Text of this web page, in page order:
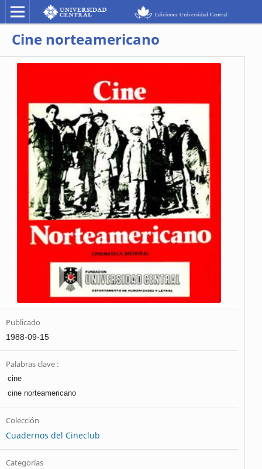
Cine norteamericano
Publicado
1988-09-15
Palabras clave :
cine
cine norteamericano
Colección
Cuadernos del Cineclub
Categorías